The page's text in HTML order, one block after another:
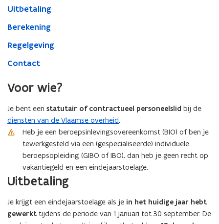
Uitbetaling
Berekening
Regelgeving
Contact
Voor wie?
Je bent een statutair of contractueel personeelslid bij de
diensten van de Vlaamse overheid.
Heb je een beroepsinlevingsovereenkomst (BIO) of ben je
tewerkgesteld via een (gespecialiseerde) individuele
beroepsopleiding (GIBO of IBO), dan heb je geen recht op
vakantiegeld en een eindejaarstoelage.
Uitbetaling
Je krijgt een eindejaarstoelage als je in het huidige jaar hebt
gewerkt tijdens de periode van 1 januari tot 30 september. De